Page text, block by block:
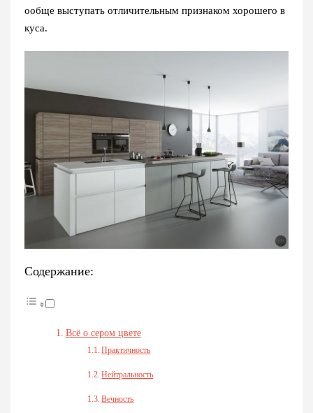
ообще выступать отличительным признаком хорошего в
куса.
Содержание:
Всё о сером цвете
Практичность
Нейтральность
Вечность